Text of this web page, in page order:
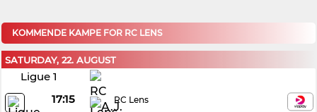
KOMMENDE KAMPE FOR RC LENS
SATURDAY, 22. AUGUST
Ligue 1
17:15
RC Lens